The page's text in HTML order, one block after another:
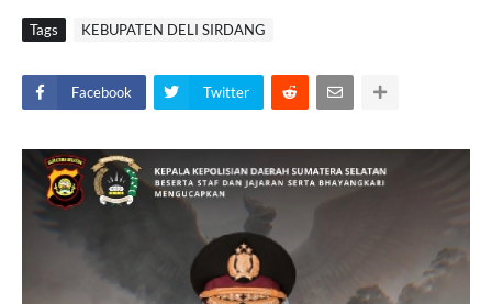
Tags KEBUPATEN DELI SIRDANG
Facebook Twitter